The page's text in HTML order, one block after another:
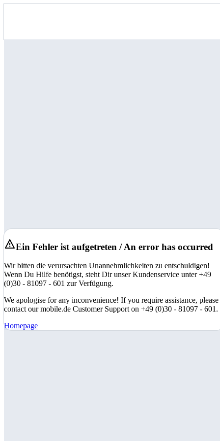
Ein Fehler ist aufgetreten / An error has occurred
Wir bitten die verursachten Unannehmlichkeiten zu entschuldigen!
Wenn Du Hilfe benötigst, steht Dir unser Kundenservice unter +49
(0)30 - 81097 - 601 zur Verfügung.
We apologise for any inconvenience! If you require assistance, please
contact our mobile.de Customer Support on +49 (0)30 - 81097 - 601.
Homepage